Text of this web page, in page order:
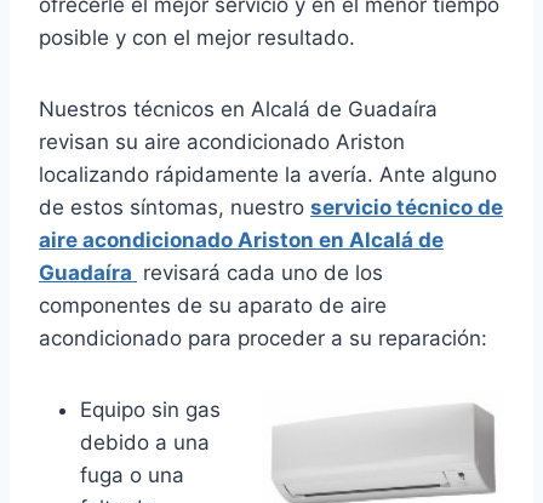
posible y con el mejor resultado.
Nuestros técnicos en Alcalá de Guadaíra
revisan su aire acondicionado Ariston
localizando rápidamente la avería. Ante alguno
de estos síntomas, nuestro servicio técnico de
aire acondicionado Ariston en Alcalá de
Guadaíra revisará cada uno de los
componentes de su aparato de aire
acondicionado para proceder a su reparación:
Equipo sin gas
debido a una
fuga o una